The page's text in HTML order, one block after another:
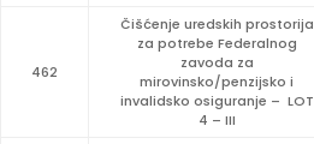
462
Čišćenje uredskih prostorija
za potrebe Federalnog
zavoda za
mirovinsko/penzijsko i
invalidsko osiguranje – LOT
4 – III